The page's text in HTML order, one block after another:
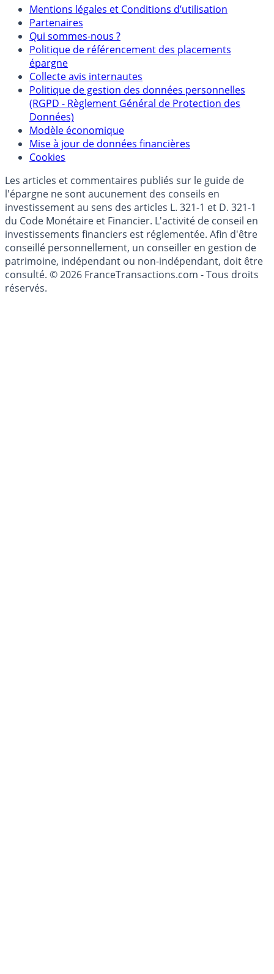
Mentions légales et Conditions d’utilisation
Partenaires
Qui sommes-nous ?
Politique de référencement des placements
épargne
Collecte avis internautes
Politique de gestion des données personnelles
(RGPD - Règlement Général de Protection des
Données)
Modèle économique
Mise à jour de données financières
Cookies
Les articles et commentaires publiés sur le guide de
l'épargne ne sont aucunement des conseils en
investissement au sens des articles L. 321-1 et D. 321-1
du Code Monétaire et Financier. L'activité de conseil en
investissements financiers est réglementée. Afin d'être
conseillé personnellement, un conseiller en gestion de
patrimoine, indépendant ou non-indépendant, doit être
consulté. © 2026 FranceTransactions.com - Tous droits
réservés.